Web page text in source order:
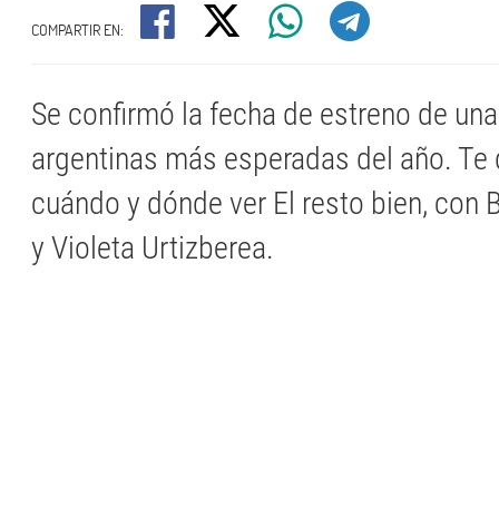
COMPARTIR EN:
Se confirmó la fecha de estreno de
argentinas más esperadas del año.
cuándo y dónde ver El resto bien, con
y Violeta Urtizberea.